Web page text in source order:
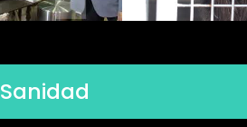
Sanidad